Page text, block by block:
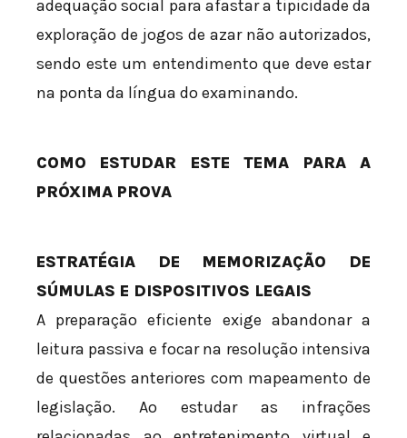
adequação social para afastar a tipicidade da
exploração de jogos de azar não autorizados,
sendo este um entendimento que deve estar
na ponta da língua do examinando.
COMO ESTUDAR ESTE TEMA PARA A
PRÓXIMA PROVA
ESTRATÉGIA DE MEMORIZAÇÃO DE
SÚMULAS E DISPOSITIVOS LEGAIS
A preparação eficiente exige abandonar a
leitura passiva e focar na resolução intensiva
de questões anteriores com mapeamento de
legislação. Ao estudar as infrações